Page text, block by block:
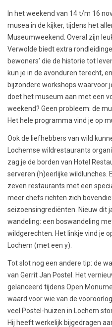
In het weekend van 14 t/m 16
musea in de kijker, tijdens het
Museumweekend. Overal zijn
Verwolde biedt extra
bewoners’ die de historie tot
kun je in de avonduren terecht,
bijzondere workshops waarvoor
doet het museum aan met een
weekend? Geen probleem: de
Het hele programma vind je op
Ook de liefhebbers van wild
Lochemse wildrestaurants
zag je de borden van Hotel
serveren (h)eerlijke wildlunches.
zeven restaurants met een
meer chefs richten zich
seizoensingrediënten. Nieuw dit
wandeling: een boswandeling
wildgerechten. Het linkje vind je
Lochem (met een y).
Tot slot nog een andere tip: de
van Gerrit Jan Postel. Het
gelanceerd tijdens Open
waard voor wie van de
veel Postel-huizen in Lochem
Hij heeft werkelijk bijgedragen